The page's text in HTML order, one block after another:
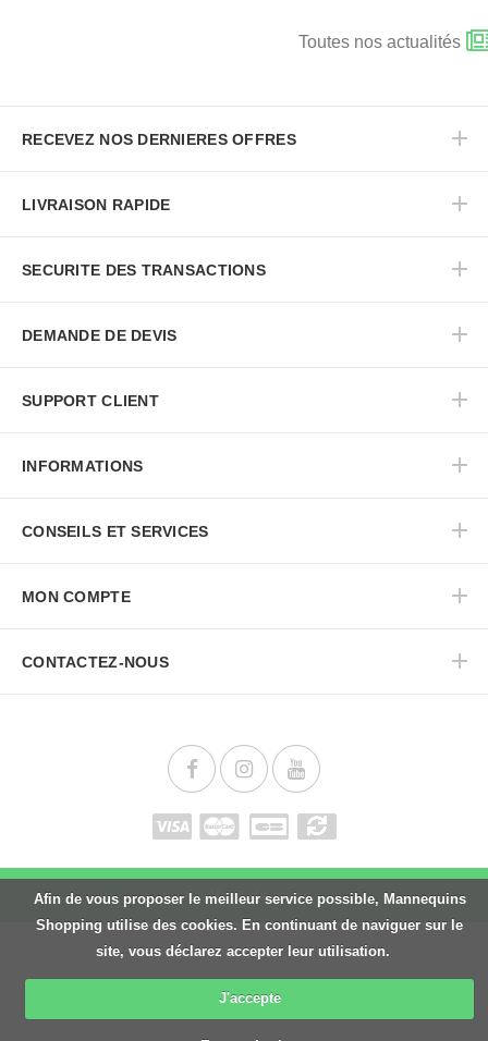
Afin de vous proposer le meilleur service possible, Mannequins
Shopping utilise des cookies. En continuant de naviguer sur le
site, vous déclarez accepter leur utilisation.
J'accepte
Toutes nos actualités
RECEVEZ NOS DERNIERES OFFRES
LIVRAISON RAPIDE
SECURITE DES TRANSACTIONS
DEMANDE DE DEVIS
SUPPORT CLIENT
INFORMATIONS
CONSEILS ET SERVICES
MON COMPTE
CONTACTEZ-NOUS
Haut de page